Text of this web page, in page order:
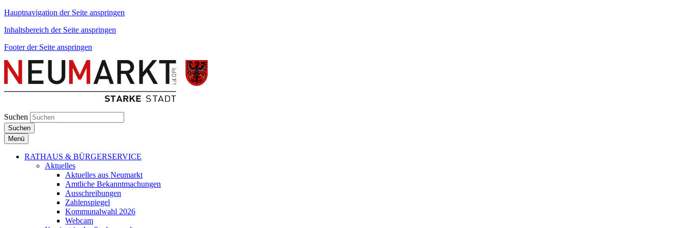
Hauptnavigation der Seite anspringen
Inhaltsbereich der Seite anspringen
Footer der Seite anspringen
Suchen
Suchen
Menü
RATHAUS & BÜRGERSERVICE
Aktuelles
Aktuelles aus Neumarkt
Amtliche Bekanntmachungen
Ausschreibungen
Zahlenspiegel
Kommunalwahl 2026
Webcam